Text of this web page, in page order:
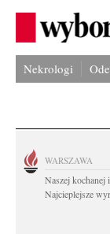
Nekrologi
WARSZAWA
Naszej
Najcieplejsze